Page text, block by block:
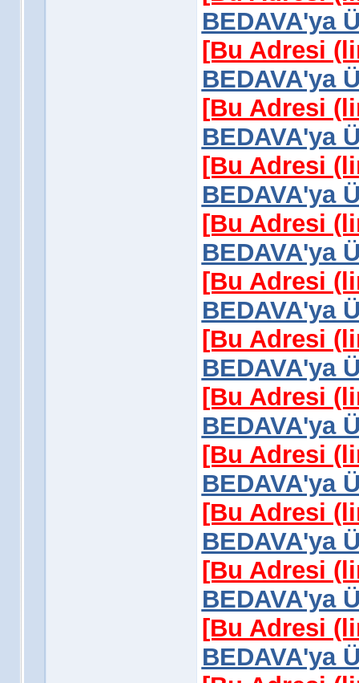
BEDAVA'ya
[Bu Adresi
BEDAVA'ya
[Bu Adresi
BEDAVA'ya
[Bu Adresi
BEDAVA'ya
[Bu Adresi
BEDAVA'ya
[Bu Adresi
BEDAVA'ya
[Bu Adresi
BEDAVA'ya
[Bu Adresi
BEDAVA'ya
[Bu Adresi
BEDAVA'ya
[Bu Adresi
BEDAVA'ya
[Bu Adresi
BEDAVA'ya
[Bu Adresi
BEDAVA'ya